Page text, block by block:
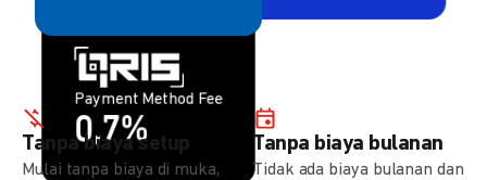
Payment Method Fee
0,7%
Payment Method Fee
1,5%
Tanpa biaya setup
Mulai tanpa biaya di muka,
Tanpa biaya bulanan
Tidak ada biaya bulanan dan